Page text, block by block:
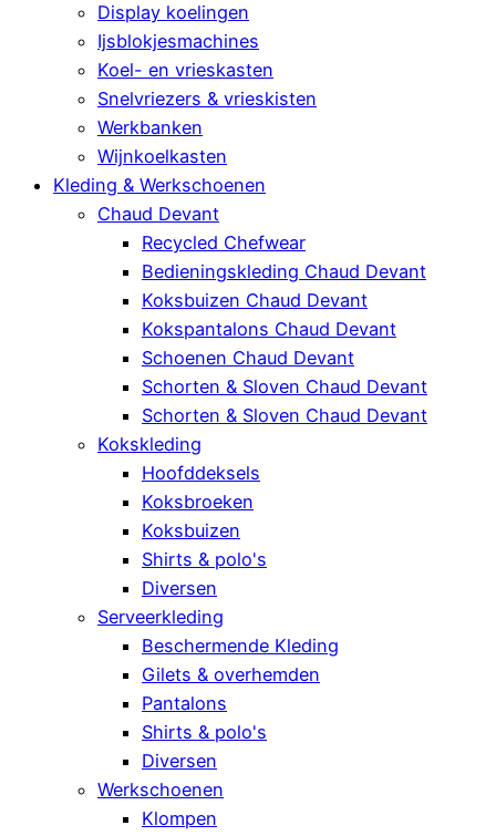
Display koelingen
Ijsblokjesmachines
Koel- en vrieskasten
Snelvriezers & vrieskisten
Werkbanken
Wijnkoelkasten
Kleding & Werkschoenen
Chaud Devant
Recycled Chefwear
Bedieningskleding Chaud Devant
Koksbuizen Chaud Devant
Kokspantalons Chaud Devant
Schoenen Chaud Devant
Schorten & Sloven Chaud Devant
Schorten & Sloven Chaud Devant
Kokskleding
Hoofddeksels
Koksbroeken
Koksbuizen
Shirts & polo's
Diversen
Serveerkleding
Beschermende Kleding
Gilets & overhemden
Pantalons
Shirts & polo's
Diversen
Werkschoenen
Klompen